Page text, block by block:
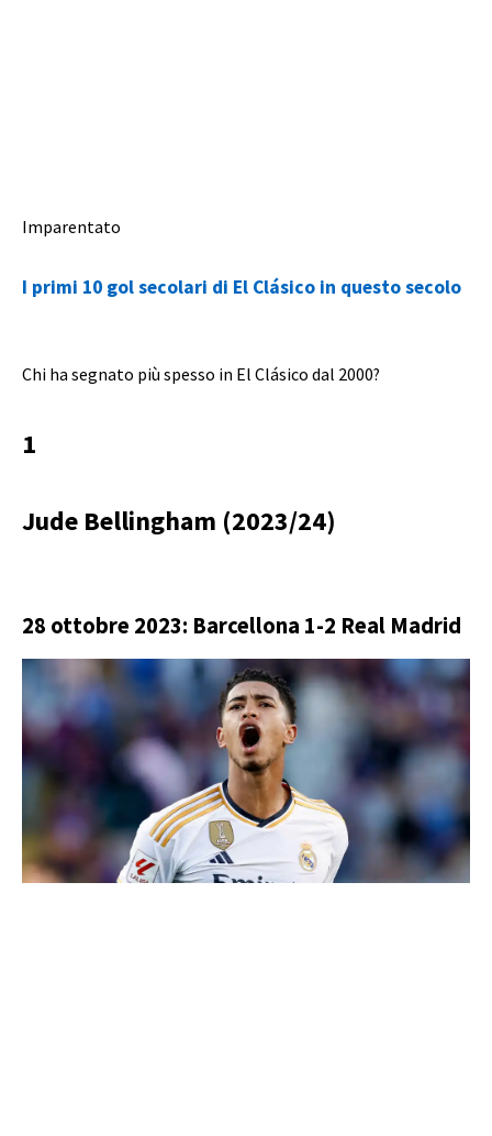
Imparentato
I primi 10 gol secolari di El Clásico in questo secolo
Chi ha segnato più spesso in El Clásico dal 2000?
1
Jude Bellingham (2023/24)
28 ottobre 2023: Barcellona 1-2 Real Madrid